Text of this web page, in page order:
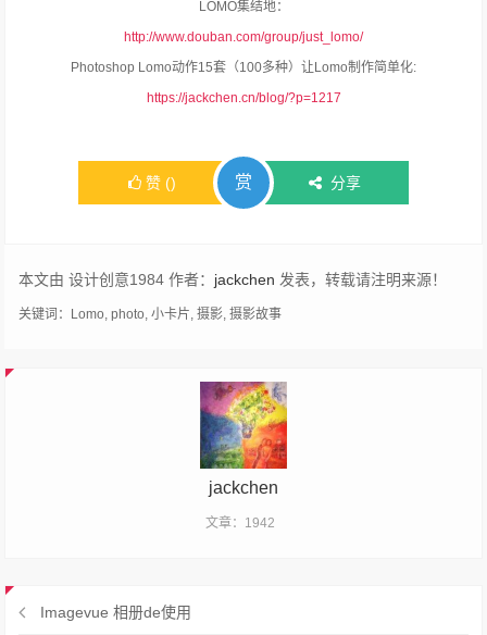
LOMO集结地：
http://www.douban.com/group/just_lomo/
Photoshop Lomo动作15套（100多种）让Lomo制作简单化:
https://jackchen.cn/blog/?p=1217
赞 () 赏 分享
本文由 设计创意1984 作者： jackchen 发表，转载请注明来源！
关键词： Lomo,photo,小卡片,摄影,摄影故事
jackchen
文章：1942
Imagevue 相册de使用